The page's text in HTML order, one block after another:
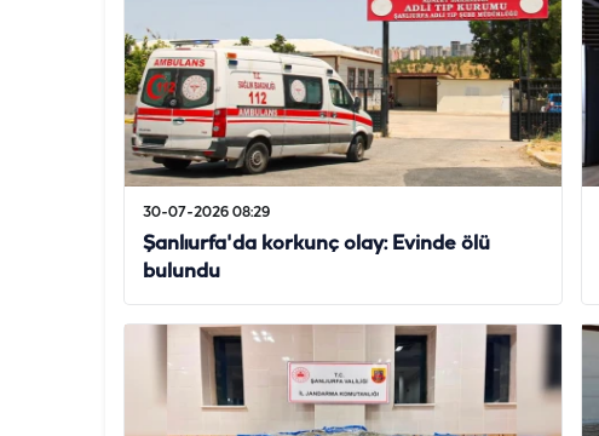
30-07-2026 08:29
Şanlıurfa'da korkunç olay: Evinde ölü
bulundu